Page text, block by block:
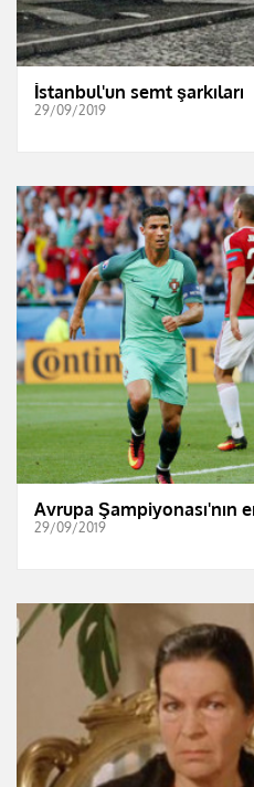
İstanbul'un semt şarkıları
29/09/2019
Avrupa Şampiyonası'nın
29/09/2019